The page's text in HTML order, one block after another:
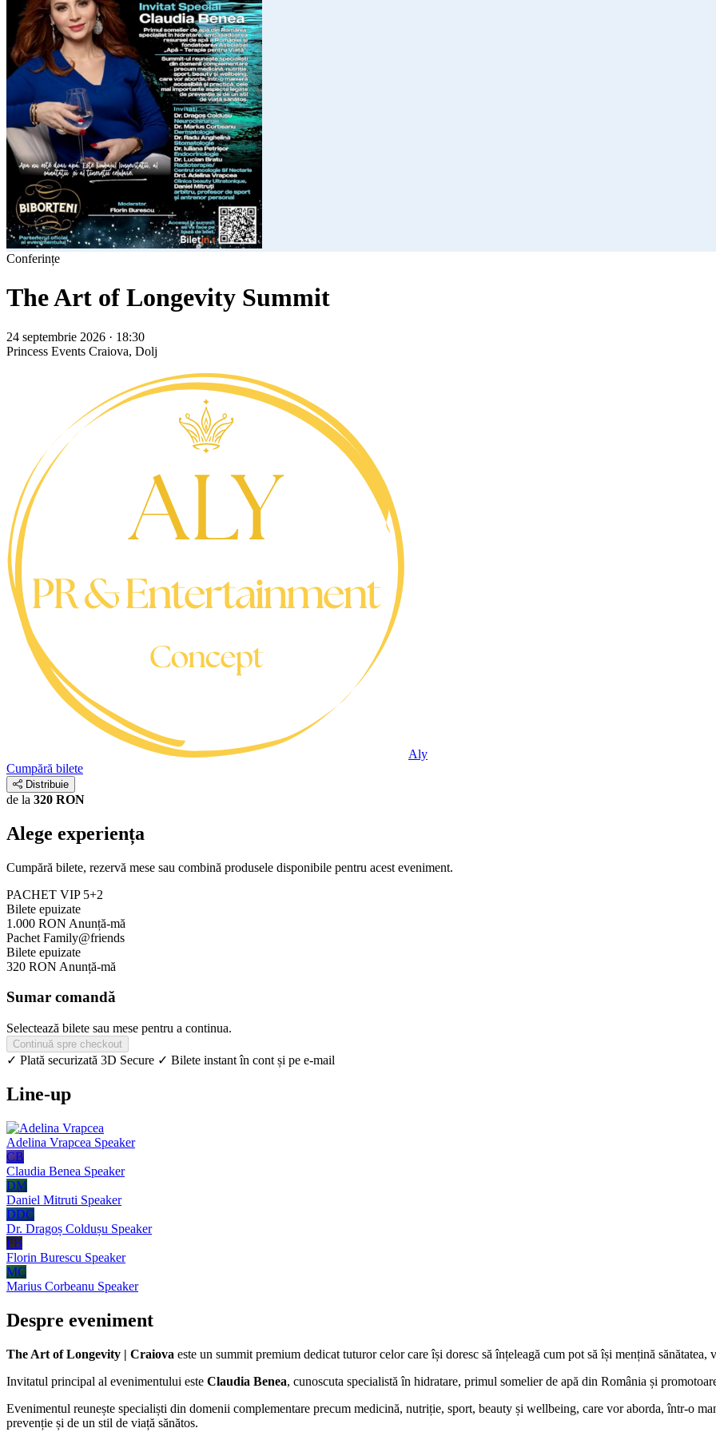
Conferințe
The Art of Longevity Summit
24 septembrie 2026 · 18:30
Princess Events Craiova, Dolj
Aly
Cumpără bilete
Distribuie
de la 320 RON
Alege experiența
Cumpără bilete, rezervă mese sau combină produsele disponibile pentru acest eveniment.
PACHET VIP 5+2
Bilete epuizate
1.000 RON Anunță-mă
Pachet Family@friends
Bilete epuizate
320 RON Anunță-mă
Sumar comandă
Selectează bilete sau mese pentru a continua.
Continuă spre checkout
✓ Plată securizată 3D Secure ✓ Bilete instant în cont și pe e-mail
Line-up
Adelina Vrapcea Speaker
CB
Claudia Benea Speaker
DM
Daniel Mitruti Speaker
DDC
Dr. Dragoș Coldușu Speaker
FB
Florin Burescu Speaker
MC
Marius Corbeanu Speaker
Despre eveniment
The Art of Longevity | Craiova este un summit premium dedicat tuturor celor care își doresc să înțeleagă cum pot să își mențină
Invitatul principal al evenimentului este Claudia Benea, cunoscuta specialistă în hidratare, primul somelier de apă din România și
Evenimentul reunește specialiști din domenii complementare precum medicină, nutriție, sport, beauty și wellbeing, care vor aborda, într-o
prevenție și de un stil de viață sănătos.